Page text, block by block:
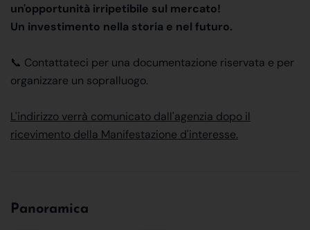
un'opportunità irripetibile sul mercato!
Un investimento nella storia e nel futuro.
📞 Contattateci per una documentazione riservata e per
organizzare un sopralluogo.
L'indirizzo verrà comunicato dall'agenzia dopo il
ricevimento della Manifestazione d'interesse.
Panoramica